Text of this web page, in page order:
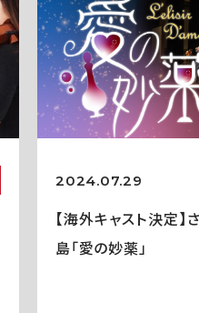
2024.07.29
【海外キャスト決定
島「愛の妙薬」